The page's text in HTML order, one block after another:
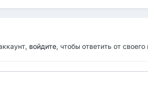
войдите, чтобы ответить от